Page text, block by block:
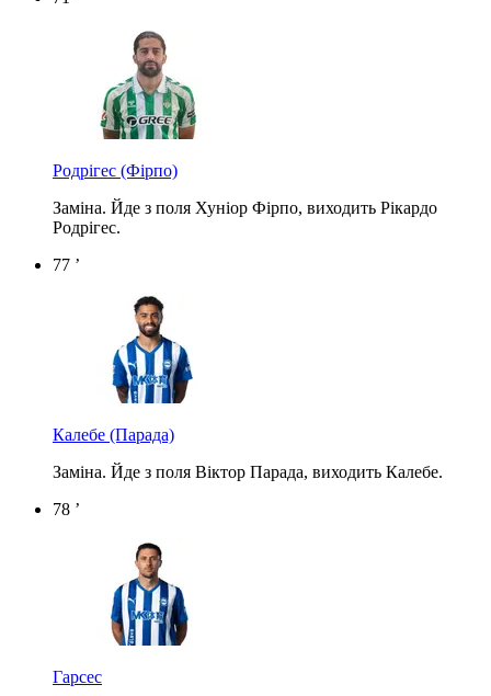
Родрігес (Фірпо)
Заміна. Йде з поля Хуніор Фірпо, виходить Рікардо
Родрігес.
77 ’
Калебе (Парада)
Заміна. Йде з поля Віктор Парада, виходить Калебе.
78 ’
Гарсес